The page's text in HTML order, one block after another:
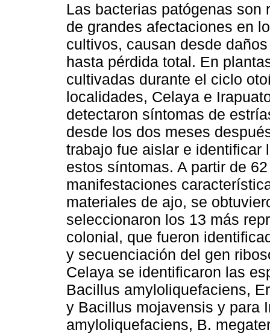
Las bacterias patógenas son
de grandes afectaciones en
cultivos, causan desde
hasta pérdida total. En
cultivadas durante el ciclo
localidades, Celaya e
detectaron síntomas de
desde los dos meses
trabajo fue aislar e identificar
estos síntomas. A partir de
manifestaciones
materiales de ajo, se
seleccionaron los 13 más
colonial, que fueron
y secuenciación del gen
Celaya se identificaron las
Bacillus amyloliquefaciens,
y Bacillus mojavensis y para
amyloliquefaciens, B.